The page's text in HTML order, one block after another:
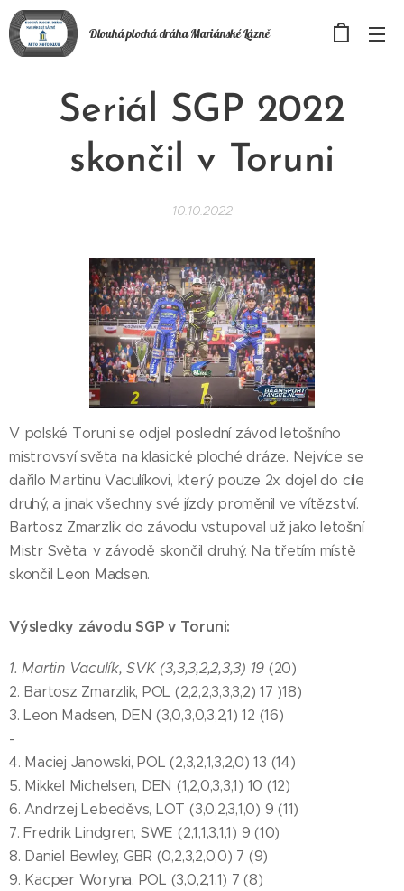
Dlouhá plochádráhaMariánské Lázně
Seriál SGP 2022
skončil v Toruni
10.10.2022
V polské Toruni se odjel poslední závod letošního
mistrovsví světa na klasické ploché dráze. Nejvíce se
dařilo Martinu Vaculíkovi, který pouze 2x dojel do cíle
druhý, a jinak všechny své jízdy proměnil ve vítězství.
Bartosz Zmarzlik do závodu vstupoval už jako letošní
Mistr Světa, v závodě skončil druhý. Na třetím místě
skončil Leon Madsen.
Výsledky závodu SGP v Toruni:
1. Martin Vaculík, SVK (3,3,3,2,2,3,3) 19 (20)
2. Bartosz Zmarzlik, POL (2,2,2,3,3,3,2) 17 )18)
3. Leon Madsen, DEN (3,0,3,0,3,2,1) 12 (16)
-
4. Maciej Janowski, POL (2,3,2,1,3,2,0) 13 (14)
5. Mikkel Michelsen, DEN (1,2,0,3,3,1) 10 (12)
6. Andrzej Lebeděvs, LOT (3,0,2,3,1,0) 9 (11)
7. Fredrik Lindgren, SWE (2,1,1,3,1,1) 9 (10)
8. Daniel Bewley, GBR (0,2,3,2,0,0) 7 (9)
9. Kacper Woryna, POL (3,0,2,1,1) 7 (8)